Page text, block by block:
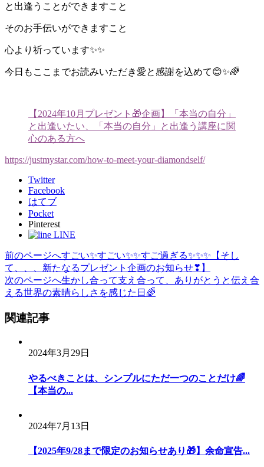
と出逢うことができますこと
そのお手伝いができますこと
心より祈っています✨✨
今日もここまでお読みいただき愛と感謝を込めて😊✨🌈
【2024年10月プレゼント🎁企画】「本当の自分」
と出逢いたい、「本当の自分」と出逢う講座に関
心のある方へ
https://justmystar.com/how-to-meet-your-diamondself/
Twitter
Facebook
はてブ
Pocket
Pinterest
LINE
投
稿
ナ
ビ
前のページへすごい✨すごい✨✨すご過ぎる✨✨✨【そし
て、、、新たなるプレゼント企画のお知らせ❣】
次のページへ生かし合って支え合って、ありがとうと伝え合
える世界の素晴らしさを感じた日🌈
関連記事
2024年3月29日
やるべきことは、シンプルにただ一つのことだけ🌈
【本当の...
2024年7月13日
【2025年9/28まで限定のお知らせあり🎁】余命宣告...